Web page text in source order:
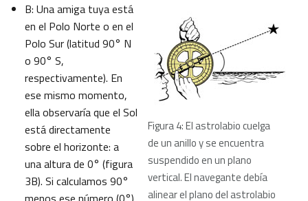
Figura 4: El astrolabio cuelga
de un anillo y se encuentra
suspendido en un plano
vertical. El navegante debía
alinear el plano del astrolabio
B: Una amiga tuya está
en el Polo Norte o en el
Polo Sur (latitud 90° N
o 90° S,
respectivamente). En
ese mismo momento,
ella observaría que el Sol
está directamente
sobre el horizonte: a
una altura de 0° (figura
3B). Si calculamos 90°